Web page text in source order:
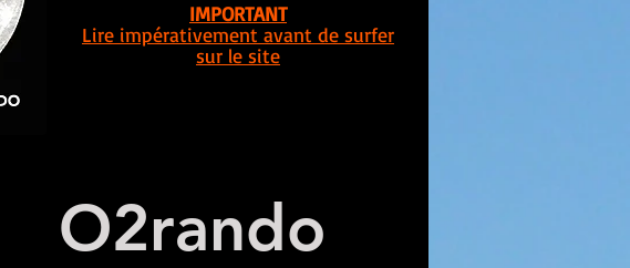
IMPORTANT
Lire impérativement avant de surfer
sur le site
O2rando